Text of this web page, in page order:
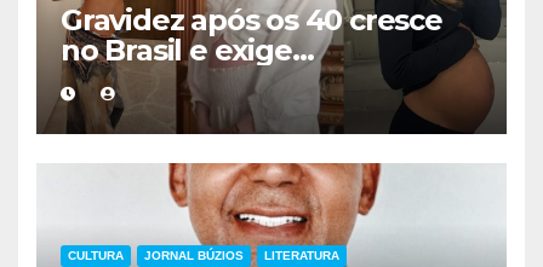
Gravidez após os 40 cresce
no Brasil e exige
acompanhamento médico
mais cuidadoso
CULTURA JORNAL BÚZIOS LITERATURA